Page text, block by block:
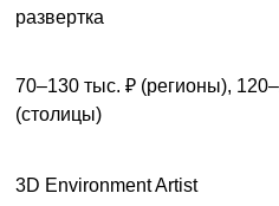
развертка
70–130 тыс. ₽ (регионы),
(столицы)
3D Environment Artist